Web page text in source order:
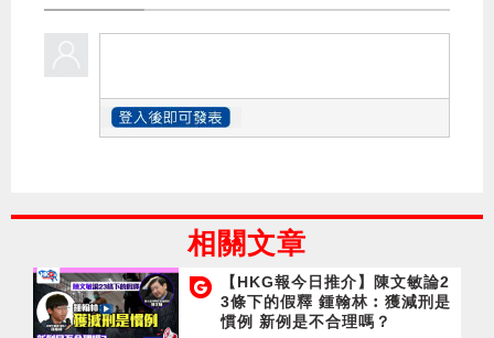
相關文章
【HKG報今日推介】陳文敏論2
3條下的假釋 鍾翰林︰獲減刑是
慣例 新例是不合理嗎？